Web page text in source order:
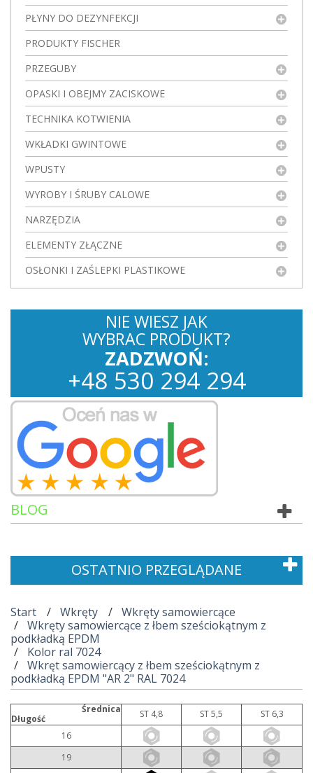
PŁYNY DO DEZYNFEKCJI
PRODUKTY FISCHER
PRZEGUBY
OPASKI I OBEJMY ZACISKOWE
TECHNIKA KOTWIENIA
WKŁADKI GWINTOWE
WPUSTY
WYROBY I ŚRUBY CALOWE
NARZĘDZIA
ELEMENTY ZŁĄCZNE
OSŁONKI I ZAŚLEPKI PLASTIKOWE
NIE WIESZ JAK
WYBRAC PRODUKT?
ZADZWOŃ:
+48 530 294 294
BLOG
OSTATNIO PRZEGLĄDANE
Start Wkręty
Wkręty samowiercące
Wkręty samowiercące z łbem sześciokątnym z
podkładką EPDM
Kolor ral 7024
Wkręt samowiercący z łbem sześciokątnym z
podkładką EPDM "AR 2" RAL 7024
Średnica
Długość
ST 4,8 ST 5,5
ST 6,3
16
19